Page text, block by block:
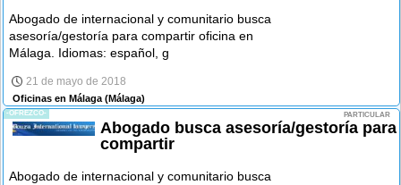
Abogado de internacional y comunitario busca
asesoría/gestoría para compartir oficina en
Málaga. Idiomas: español, g
21 de mayo de 2018
Oficinas en Málaga (Málaga)
-OFREZCO- PARTICULAR
Abogado busca asesoría/gestoría para
compartir
Abogado de internacional y comunitario busca